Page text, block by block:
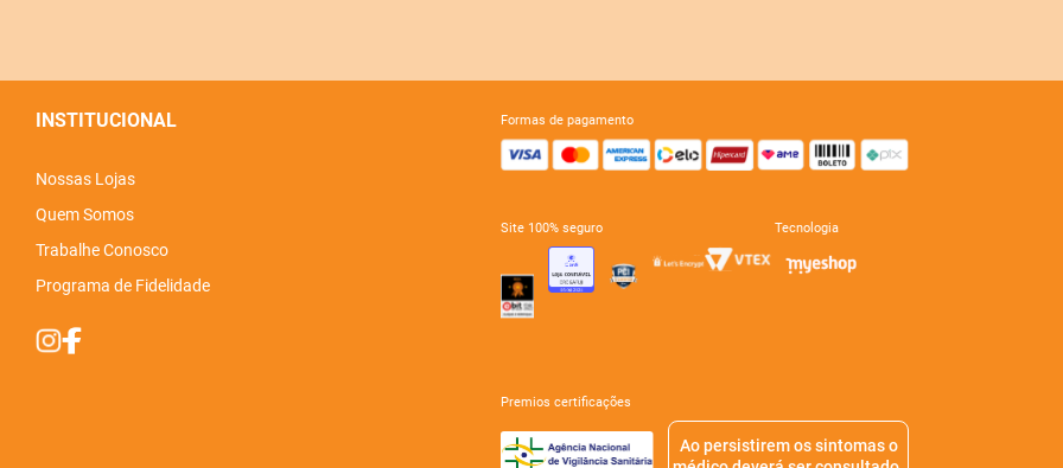
INSTITUCIONAL
Nossas Lojas
Quem Somos
Trabalhe Conosco
Programa de Fidelidade
formas de pagamento
site 100% seguro tecnologia
premios certificações
Ao persistirem os sintomas o